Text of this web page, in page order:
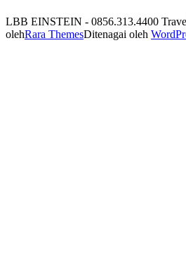
LBB EINSTEIN - 0856.313.4400
olehRara ThemesDitenagai oleh